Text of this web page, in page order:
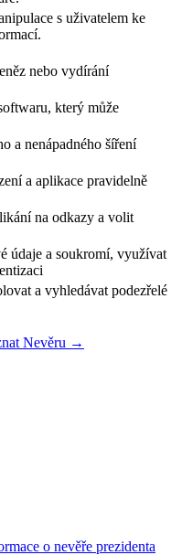
s uživatelem ke
nebo vydírání
který může
a nenápadného šíření
a aplikace pravidelně
na odkazy a volit
údaje a soukromí, využívat
a vyhledávat podezřelé
Nevěru →
o nevěře prezidenta